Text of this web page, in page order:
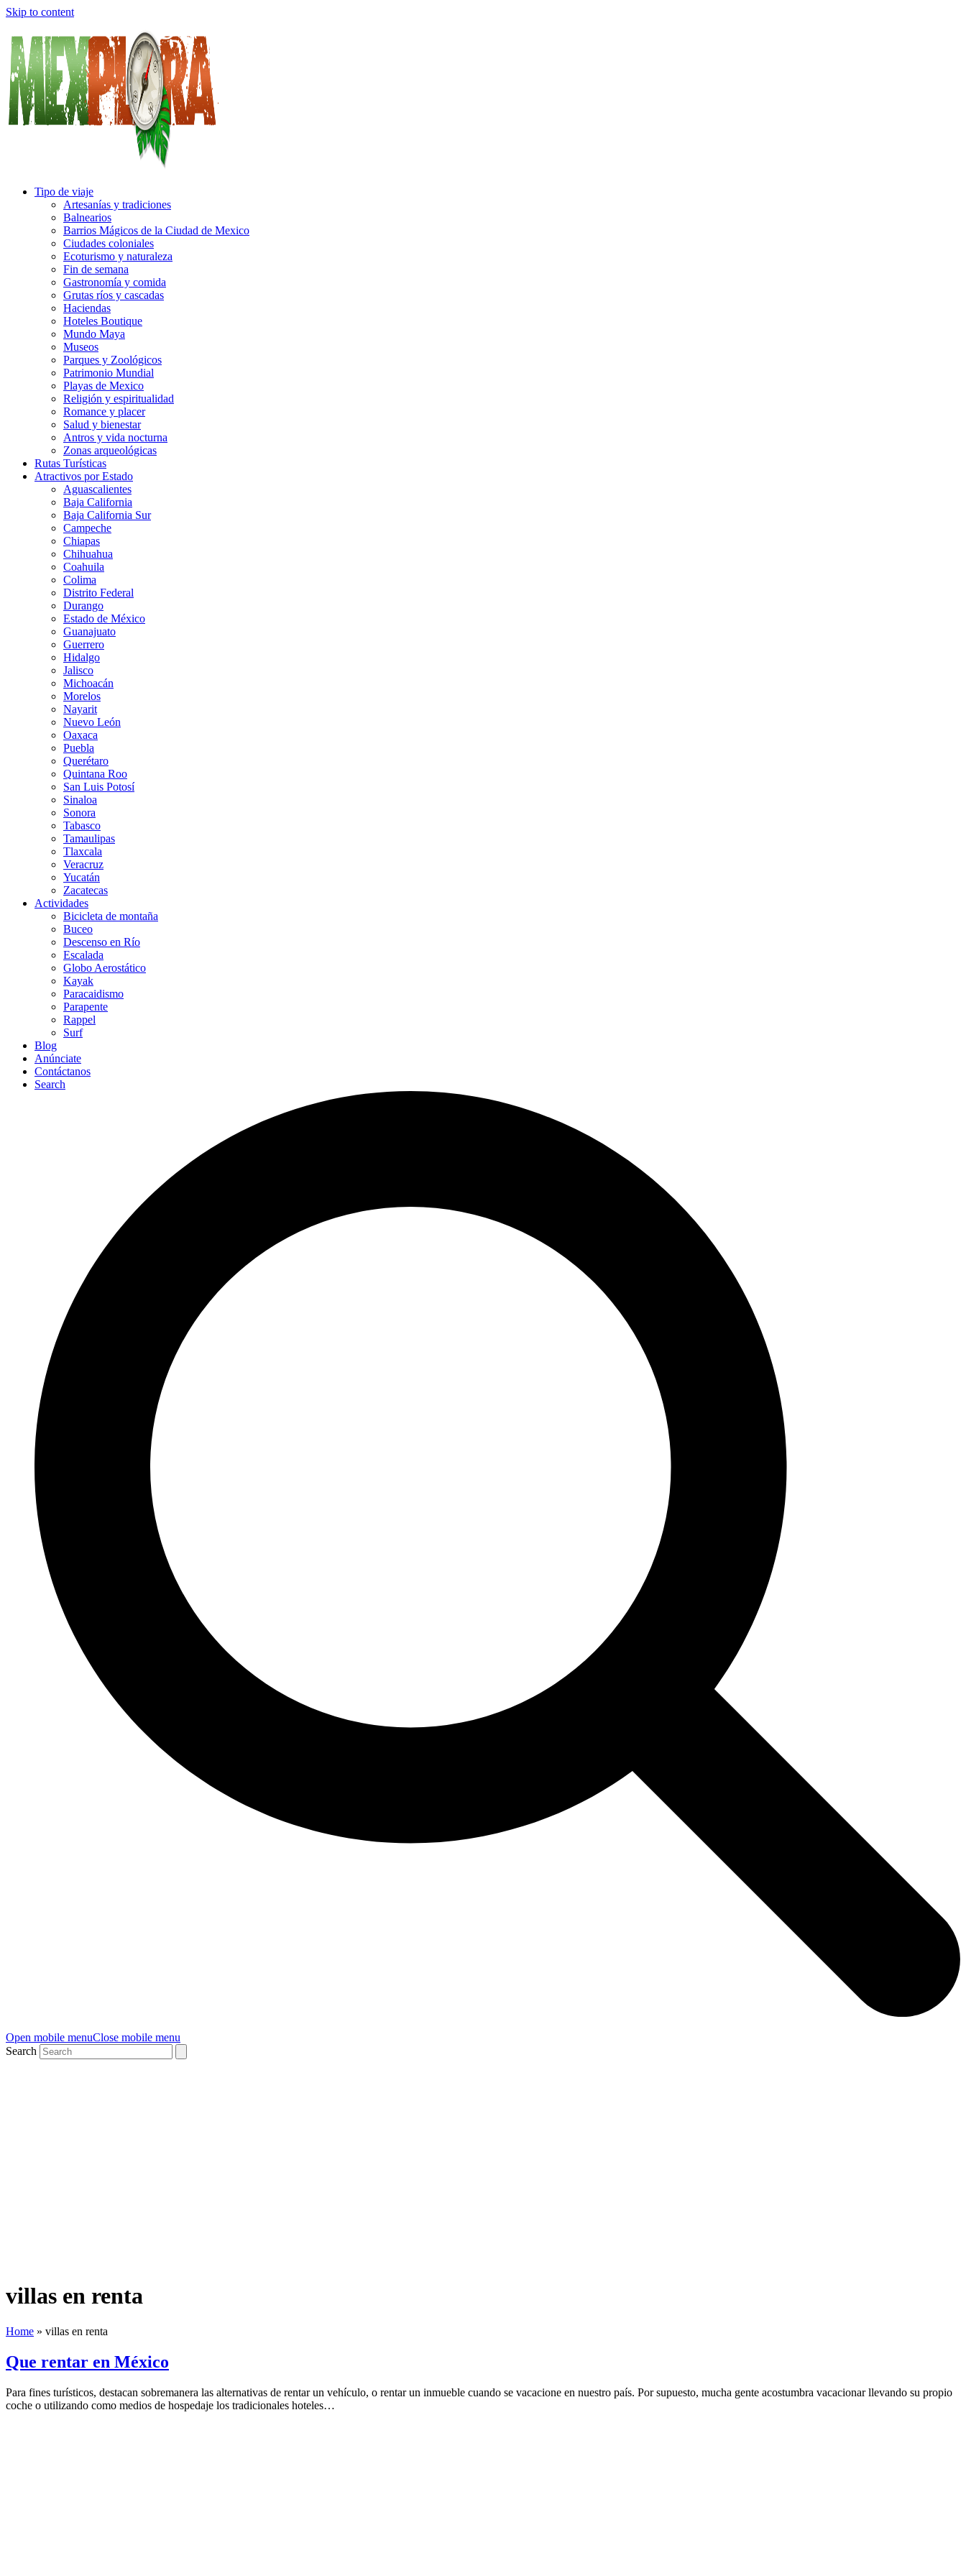
Skip to content
Tipo de viaje
Artesanías y tradiciones
Balnearios
Barrios Mágicos de la Ciudad de Mexico
Ciudades coloniales
Ecoturismo y naturaleza
Fin de semana
Gastronomía y comida
Grutas ríos y cascadas
Haciendas
Hoteles Boutique
Mundo Maya
Museos
Parques y Zoológicos
Patrimonio Mundial
Playas de Mexico
Religión y espiritualidad
Romance y placer
Salud y bienestar
Antros y vida nocturna
Zonas arqueológicas
Rutas Turísticas
Atractivos por Estado
Aguascalientes
Baja California
Baja California Sur
Campeche
Chiapas
Chihuahua
Coahuila
Colima
Distrito Federal
Durango
Estado de México
Guanajuato
Guerrero
Hidalgo
Jalisco
Michoacán
Morelos
Nayarit
Nuevo León
Oaxaca
Puebla
Querétaro
Quintana Roo
San Luis Potosí
Sinaloa
Sonora
Tabasco
Tamaulipas
Tlaxcala
Veracruz
Yucatán
Zacatecas
Actividades
Bicicleta de montaña
Buceo
Descenso en Río
Escalada
Globo Aerostático
Kayak
Paracaidismo
Parapente
Rappel
Surf
Blog
Anúnciate
Contáctanos
Search
Open mobile menuClose mobile menu
Search
villas en renta
Home » villas en renta
Que rentar en México
Para fines turísticos, destacan sobremanera las alternativas de rentar un vehículo, o rentar un inmueble cuando se vacacione en nuestro país. Por supuesto, mucha gente acostumbra vacacionar llevando su propio
coche o utilizando como medios de hospedaje los tradicionales hoteles…